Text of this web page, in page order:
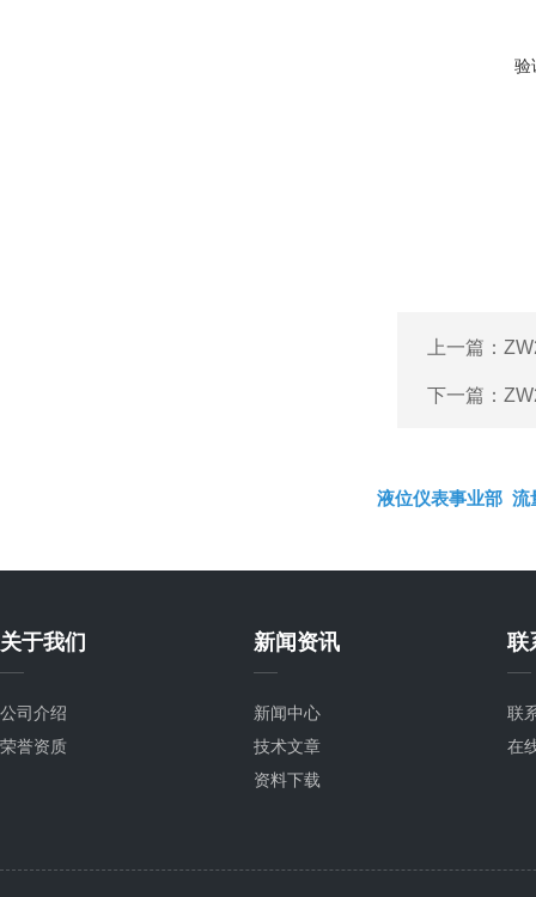
验
上一篇：
下一篇：
液位仪表事业部 流
关于我们
公司介绍
荣誉资质
新闻资讯
新闻中心
技术文章
资料下载
联
联
在